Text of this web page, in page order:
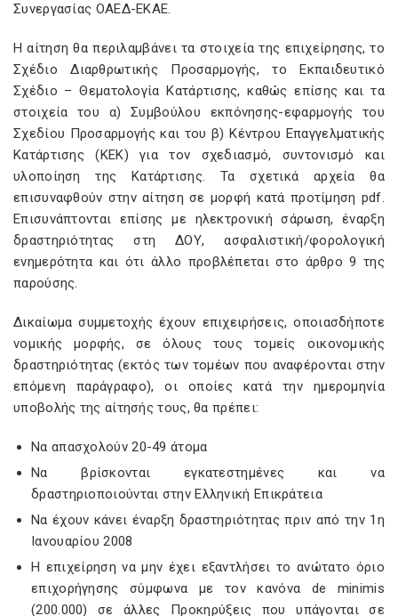
Συνεργασίας ΟΑΕΔ-ΕΚΑΕ.
Η αίτηση θα περιλαμβάνει τα στοιχεία της επιχείρησης, το
Σχέδιο Διαρθρωτικής Προσαρμογής, το Εκπαιδευτικό
Σχέδιο – Θεματολογία Κατάρτισης, καθώς επίσης και τα
στοιχεία του α) Συμβούλου εκπόνησης-εφαρμογής του
Σχεδίου Προσαρμογής και του β) Κέντρου Επαγγελματικής
Κατάρτισης (ΚΕΚ) για τον σχεδιασμό, συντονισμό και
υλοποίηση της Κατάρτισης. Τα σχετικά αρχεία θα
επισυναφθούν στην αίτηση σε μορφή κατά προτίμηση pdf.
Επισυνάπτονται επίσης με ηλεκτρονική σάρωση, έναρξη
δραστηριότητας στη ΔΟΥ, ασφαλιστική/φορολογική
ενημερότητα και ότι άλλο προβλέπεται στο άρθρο 9 της
παρούσης.
Δικαίωμα συμμετοχής έχουν επιχειρήσεις, οποιασδήποτε
νομικής μορφής, σε όλους τους τομείς οικονομικής
δραστηριότητας (εκτός των τομέων που αναφέρονται στην
επόμενη παράγραφο), οι οποίες κατά την ημερομηνία
υποβολής της αίτησής τους, θα πρέπει:
Να απασχολούν 20-49 άτομα
Να βρίσκονται εγκατεστημένες και να
δραστηριοποιούνται στην Ελληνική Επικράτεια
Να έχουν κάνει έναρξη δραστηριότητας πριν από την 1η
Ιανουαρίου 2008
Η επιχείρηση να μην έχει εξαντλήσει το ανώτατο όριο
επιχορήγησης σύμφωνα με τον κανόνα de minimis
(200.000) σε άλλες Προκηρύξεις που υπάγονται σε